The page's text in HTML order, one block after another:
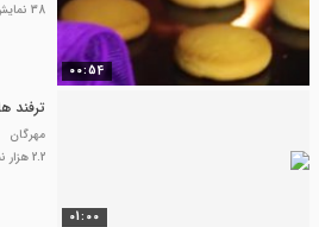
00:54
38 نمایش
01:00
ترفند
مهرگان
2.2 هزار نمایش